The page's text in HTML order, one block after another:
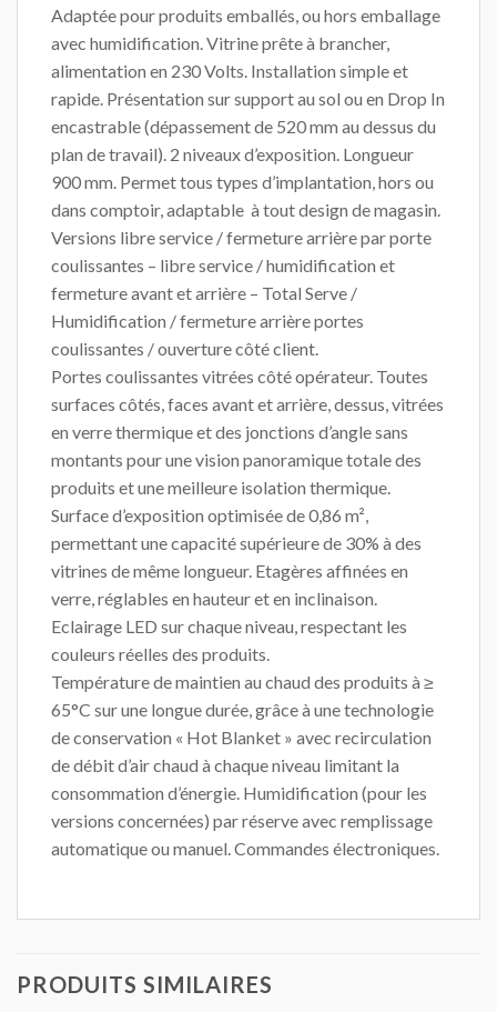
Adaptée pour produits emballés, ou hors emballage
avec humidification. Vitrine prête à brancher,
alimentation en 230 Volts. Installation simple et
rapide. Présentation sur support au sol ou en Drop In
encastrable (dépassement de 520 mm au dessus du
plan de travail). 2 niveaux d’exposition. Longueur
900 mm. Permet tous types d’implantation, hors ou
dans comptoir, adaptable à tout design de magasin.
Versions libre service / fermeture arrière par porte
coulissantes – libre service / humidification et
fermeture avant et arrière – Total Serve /
Humidification / fermeture arrière portes
coulissantes / ouverture côté client.
Portes coulissantes vitrées côté opérateur. Toutes
surfaces côtés, faces avant et arrière, dessus, vitrées
en verre thermique et des jonctions d’angle sans
montants pour une vision panoramique totale des
produits et une meilleure isolation thermique.
Surface d’exposition optimisée de 0,86 m²,
permettant une capacité supérieure de 30% à des
vitrines de même longueur. Etagères affinées en
verre, réglables en hauteur et en inclinaison.
Eclairage LED sur chaque niveau, respectant les
couleurs réelles des produits.
Température de maintien au chaud des produits à ≥
65°C sur une longue durée, grâce à une technologie
de conservation « Hot Blanket » avec recirculation
de débit d’air chaud à chaque niveau limitant la
consommation d’énergie. Humidification (pour les
versions concernées) par réserve avec remplissage
automatique ou manuel. Commandes électroniques.
PRODUITS SIMILAIRES